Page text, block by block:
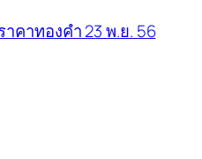
าคาทองคำ 23 พ.ย. 56